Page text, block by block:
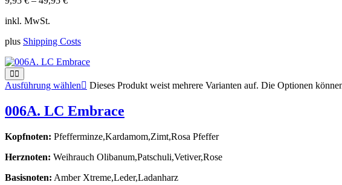
inkl. MwSt.
plus Shipping Costs
Ausführung wählen Dieses Produkt weist mehrere Varianten auf. Die Optionen
006A. LC Embrace
Kopfnoten: Pfefferminze,Kardamom,Zimt,Rosa Pfeffer
Herznoten: Weihrauch Olibanum,Patschuli,Vetiver,Rose
Basisnoten: Amber Xtreme,Leder,Ladanharz